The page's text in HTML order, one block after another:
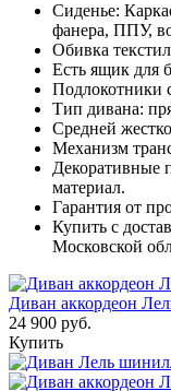
Сиденье:
фанера, ППУ,
Обивка
Есть ящик для
Подлокотники
Тип дивана:
Средней
Механизм
Декоративные
материал.
Гарантия от
Купить с
Московской
Диван аккордеон
24 900 руб.
Купить